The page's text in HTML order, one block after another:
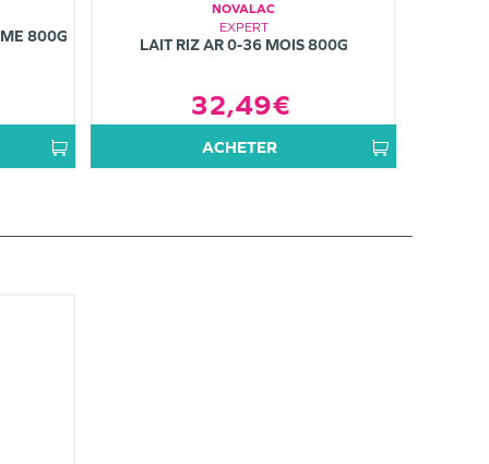
800G
NOVALAC
EXPERT
LAIT RIZ AR 0-36 MOIS 800G
32,49€
ACHETER